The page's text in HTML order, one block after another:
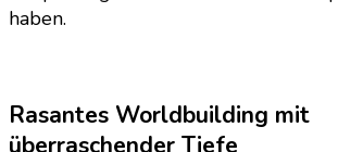
haben.
Rasantes Worldbuilding mit
überraschender Tiefe